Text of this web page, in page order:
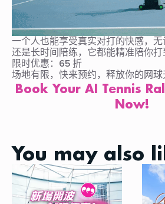
一个人也能享受真实对打的快感，
还是长时间陪练，它都能精准陪你打
限时优惠：65 折
场地有限，快来预约，释放你的网球
Book Your AI Tennis
Now!
You may also